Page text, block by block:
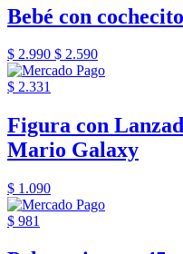
Bebé con
$ 2.990 $ 2.590
$ 2.331
Figura con
Mario Galaxy
$ 1.090
$ 981